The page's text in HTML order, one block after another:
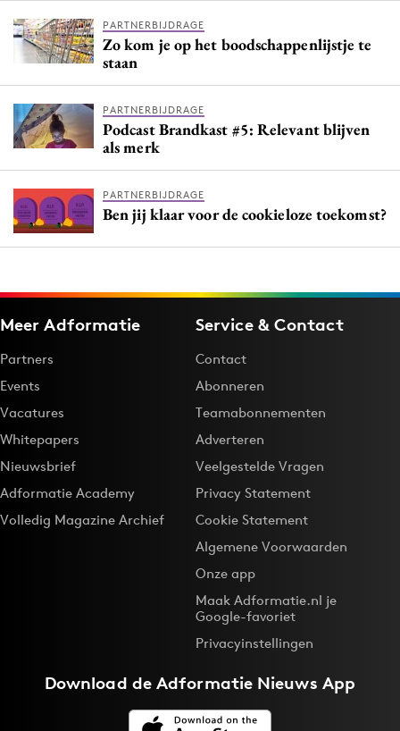
PARTNERBIJDRAGE
Zo kom je op het boodschappenlijstje te
staan
PARTNERBIJDRAGE
Podcast Brandkast #5: Relevant blijven
als merk
PARTNERBIJDRAGE
Ben jij klaar voor de cookieloze toekomst?
Meer Adformatie
Partners
Events
Vacatures
Whitepapers
Nieuwsbrief
Adformatie Academy
Volledig Magazine Archief
Service & Contact
Contact
Abonneren
Teamabonnementen
Adverteren
Veelgestelde Vragen
Privacy Statement
Cookie Statement
Algemene Voorwaarden
Onze app
Maak Adformatie.nl je
Google-favoriet
Privacyinstellingen
Download deAdformatie Nieuws App